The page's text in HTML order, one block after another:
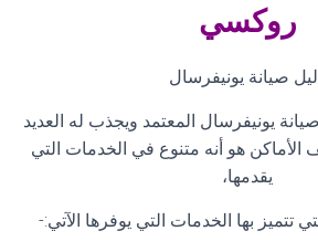
روكسي
صيانة يونيفرسال
يونيفرسال المعتمد ويجذب له العديد
هو أنه متنوع في الخدمات التي
يقدمها،
تتميز بها الخدمات التي يوفرها الآتي:-